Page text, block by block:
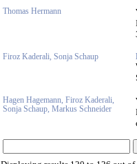
Thomas Hermann
Firoz Kaderali, Sonja Schaup
Hagen Hagemann, Firoz Kaderali,
Sonja Schaup, Markus Schneider